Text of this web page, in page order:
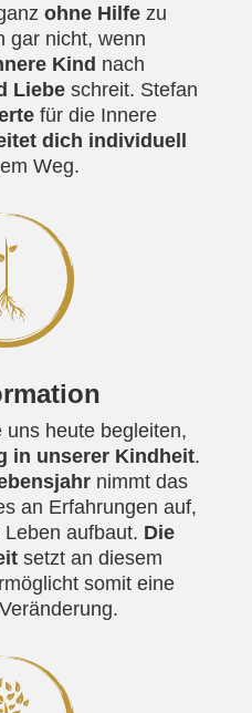
ohne Hilfe zu
gar nicht, wenn
Kind nach
Liebeschreit. Stefan
für die Innere
dich individuell
Weg.
heute begleiten,
in unserer Kindheit.
nimmt das
an Erfahrungen auf,
aufbaut. Die
setzt an diesem
somit eine